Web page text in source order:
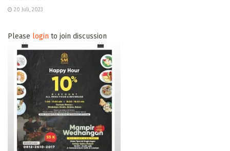
20 Juli, 2023
Please login to join discussion